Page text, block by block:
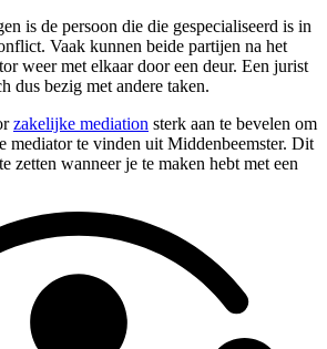
is de persoon die die gespecialiseerd is in
Vaak kunnen beide partijen na het
weer met elkaar door een deur. Een jurist
dus bezig met andere taken.
zakelijke mediation sterk aan te bevelen om
mediator te vinden uit Middenbeemster. Dit
zetten wanneer je te maken hebt met een